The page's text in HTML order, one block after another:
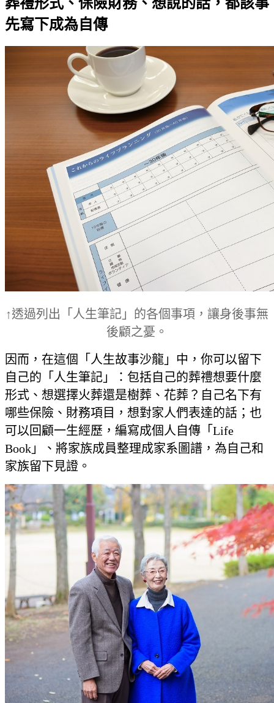
先寫下成為自傳
↑透過列出「人生筆記」的各個事項，讓身後事無
後顧之憂。
因而，在這個「人生故事沙龍」中，你可以留下
自己的「人生筆記」：包括自己的葬禮想要什麼
形式、想選擇火葬還是樹葬、花葬？自己名下有
哪些保險、財務項目，想對家人們表達的話；也
可以回顧一生經歷，編寫成個人自傳「Life
Book」、將家族成員整理成家系圖譜，為自己和
家族留下見證。